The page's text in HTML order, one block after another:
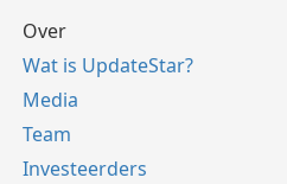
Over
Wat is UpdateStar?
Media
Team
Investeerders